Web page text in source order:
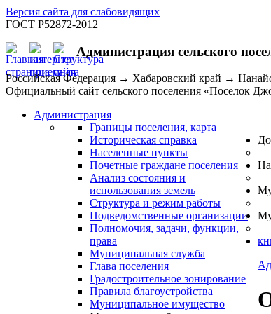
Версия сайта для слабовидящих
ГОСТ Р52872-2012
Администрация сельского
Российская Федерация → Хабаровский край →
Официальный сайт сельского поселения «Поселок
Администрация
Границы поселения, карта
Историческая справка
Населенные пункты
Почетные граждане поселения
Анализ состояния и
использования земель
Структура и режим работы
Подведомственные организации
Полномочия, задачи, функции,
права
Муниципальная служба
Глава поселения
Градостроительное зонирование
Правила благоустройства
Муниципальное имущество